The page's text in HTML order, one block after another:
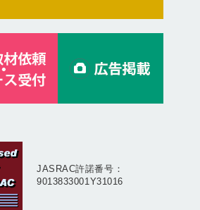
JASRAC許諾番号：
9013833001Y31016